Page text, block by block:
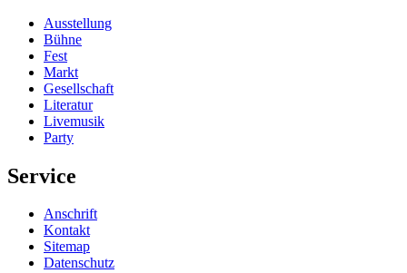
Ausstellung
Bühne
Fest
Markt
Gesellschaft
Literatur
Livemusik
Party
Service
Anschrift
Kontakt
Sitemap
Datenschutz